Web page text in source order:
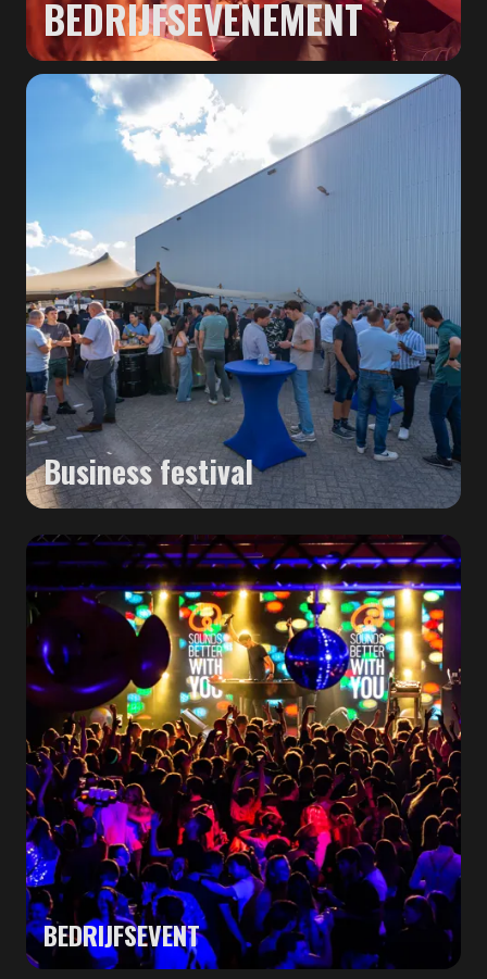
BEDRIJFSEVENEMENT
Business festival
BEDRIJFSEVENT